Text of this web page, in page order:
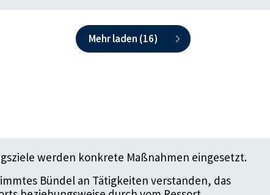
Mehr laden (16)
werden konkrete Maßnahmen eingesetzt.
Bündel an Tätigkeiten verstanden, das